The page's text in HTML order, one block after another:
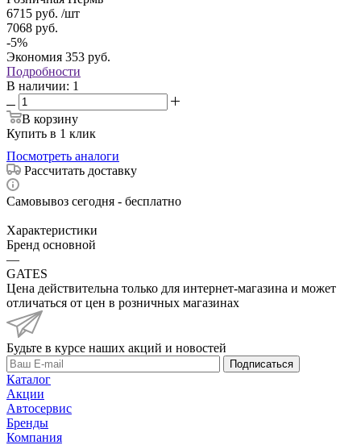
6715 руб. /шт
7068 руб.
-5%
Экономия 353 руб.
Подробности
В наличии: 1
В корзину
Купить в 1 клик
Посмотреть аналоги
Рассчитать доставку
Самовывоз сегодня - бесплатно
Характеристики
Бренд основной
—
GATES
Цена действительна только для интернет-магазина и может
отличаться от цен в розничных магазинах
Будьте в курсе наших акций и новостей
Подписаться
Каталог
Акции
Автосервис
Бренды
Компания